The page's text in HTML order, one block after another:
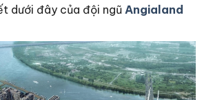
dưới đây của đội ngũ Angialand